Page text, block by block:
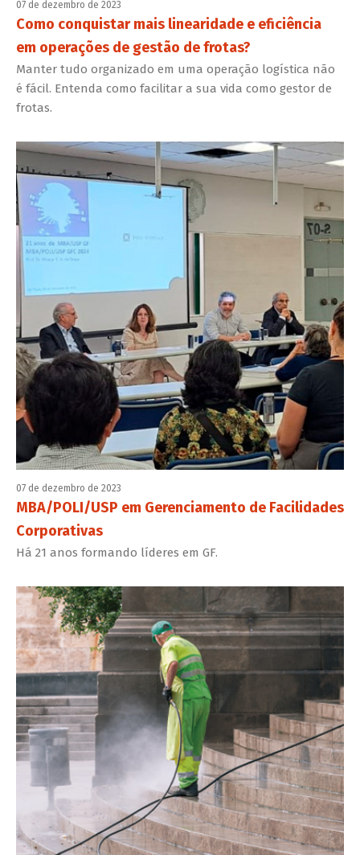
07 de dezembro de 2023
Como conquistar mais linearidade e eficiência
em operações de gestão de frotas?
Manter tudo organizado em uma operação logística não
é fácil. Entenda como facilitar a sua vida como gestor de
frotas.
07 de dezembro de 2023
MBA/POLI/USP em Gerenciamento de Facilidades
Corporativas
Há 21 anos formando líderes em GF.